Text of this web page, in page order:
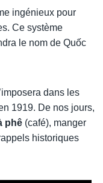
ingénieux pour
Ce système
le nom de Quốc
dans les
1919. De nos jours,
phê (café), manger
historiques